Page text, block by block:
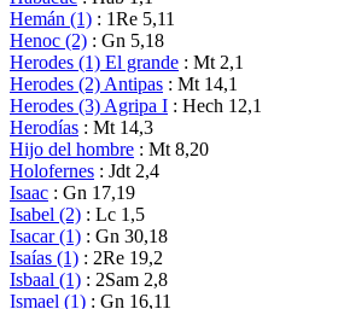
Hemán (1) : 1Re 5,11
Henoc (2) : Gn 5,18
Herodes (1) El grande : Mt 2,1
Herodes (2) Antipas : Mt 14,1
Herodes (3) Agripa I : Hech 12,1
Herodías : Mt 14,3
Hijo del hombre : Mt 8,20
Holofernes : Jdt 2,4
Isaac : Gn 17,19
Isabel (2) : Lc 1,5
Isacar (1) : Gn 30,18
Isaías (1) : 2Re 19,2
Isbaal (1) : 2Sam 2,8
Ismael (1) : Gn 16,11